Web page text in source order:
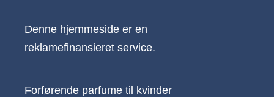
Denne hjemmeside er en
reklamefinansieret service.
Forførende parfume til kvinder